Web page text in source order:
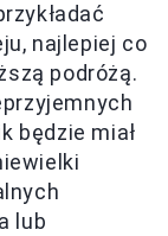
najlepiej co
podróżą.
będzie miał
lub